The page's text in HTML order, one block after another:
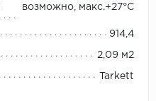
возможно, макс.+27°С
914,4
2,09 м2
Tarkett